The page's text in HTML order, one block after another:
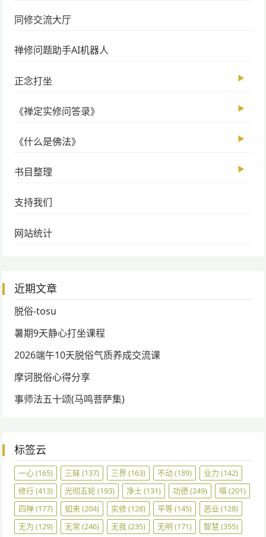
同修交流大厅
禅修问题助手AI机器人
正念打坐 ▶
《禅定实修问答录》 ▶
《什么是佛法》 ▶
书目整理 ▶
支持我们
网站统计
近期文章
脱俗-tosu
暑期9天静心打坐课程
2026端午10天脱俗气质养成交流课
摩诃脱俗心得分享
事师法五十颂(马鸣菩萨集)
标签云
一心(165) 三昧(137) 三界(163) 不动(189) 业力 (142)
修行(413) 光彻五轮(193) 净土 (131) 功德(249) 嗔(201)
四禅(177) 如来(204) 实修(128) 平等(145) 恶业 (128)
无为 (129) 无常 (246) 无我(235) 无明 (171) 智慧 (355)